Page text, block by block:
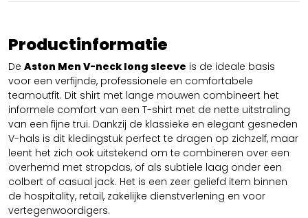
Productinformatie
De Aston Men V-neck long sleeve is de ideale basis
voor een verfijnde, professionele en comfortabele
teamoutfit. Dit shirt met lange mouwen combineert het
informele comfort van een T-shirt met de nette uitstraling
van een fijne trui. Dankzij de klassieke en elegant gesneden
V-hals is dit kledingstuk perfect te dragen op zichzelf, maar
leent het zich ook uitstekend om te combineren over een
overhemd met stropdas, of als subtiele laag onder een
colbert of casual jack. Het is een zeer geliefd item binnen
de hospitality, retail, zakelijke dienstverlening en voor
vertegenwoordigers.